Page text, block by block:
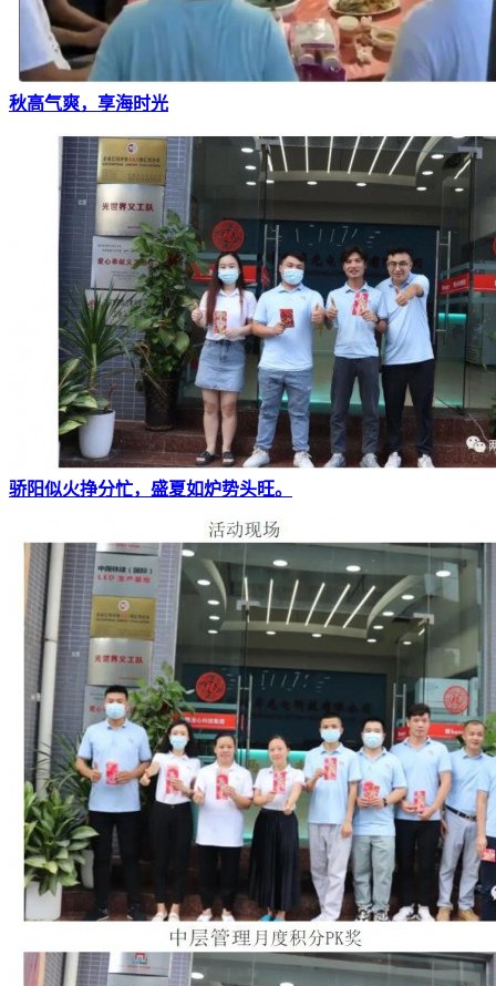
秋高气爽，享海时光
骄阳似火挣分忙，盛夏如炉势头旺。